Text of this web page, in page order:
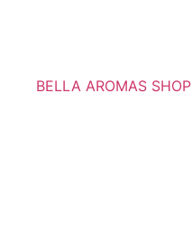
BELLA AROMAS SHOP